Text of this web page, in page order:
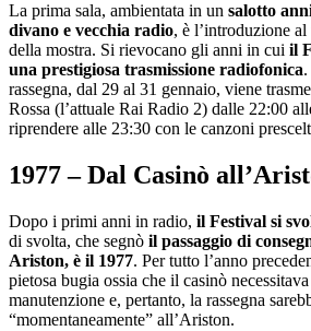
La prima sala, ambientata in un salotto
divano e vecchia radio, è l’introduzione
della mostra. Si rievocano gli anni in cui il
una prestigiosa trasmissione radiofonica
rassegna, dal 29 al 31 gennaio, viene
Rossa (l’attuale Rai Radio 2) dalle 22:00
riprendere alle 23:30 con le canzoni
1977 – Dal Casinò
Dopo i primi anni in radio, il Festival si
di svolta, che segnò il passaggio di
Ariston, è il 1977. Per tutto l’anno
pietosa bugia ossia che il casinò
manutenzione e, pertanto, la rassegna
“momentaneamente” all’Ariston.